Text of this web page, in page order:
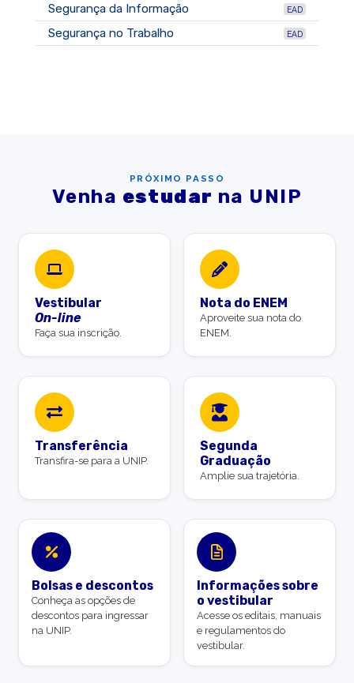
Segurança da Informação EAD
Segurança no Trabalho EAD
PRÓXIMO PASSO
Venha estudar na UNIP
Vestibular
On-line
Faça sua inscrição.
Nota do ENEM
Aproveite sua nota do
ENEM.
Transferência
Transfira-se para a UNIP.
Segunda
Graduação
Amplie sua trajetória.
Bolsas e descontos
Conheça as opções de
descontos para ingressar
na UNIP.
Informações sobre
o vestibular
Acesse os editais, manuais
e regulamentos do
vestibular.